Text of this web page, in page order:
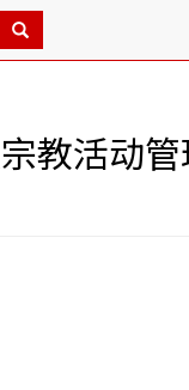
教活动